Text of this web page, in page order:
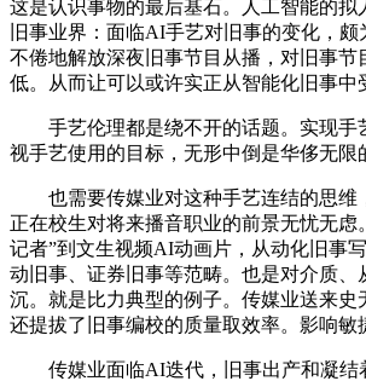
这是认识事物的最后基石。人工智能的拟
旧事业界：面临AI手艺对旧事的变化，
不倦地解放深夜旧事节目从播，对旧事节
低。从而让可以或许实正从智能化旧事中
手艺伦理都是绕不开的话题。实现手
视手艺使用的目标，无形中倒是华侈无限
也需要传媒业对这种手艺连结的思维
正在校生对将来播音职业的前景无忧无虑
记者”到文生视频AI动画片，从动化旧事
动旧事、证券旧事等范畴。也是对介质、
沉。就是比力典型的例子。传媒业送来史
还提拔了旧事编校的质量取效率。影响敏
传媒业面临AI迭代，旧事出产和凝结